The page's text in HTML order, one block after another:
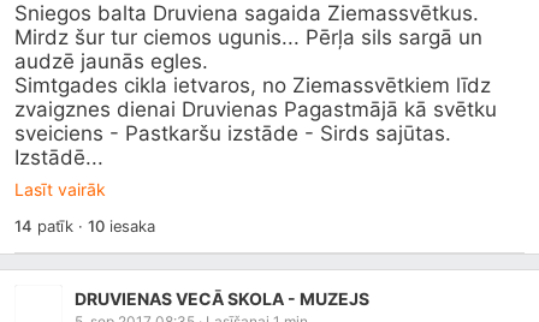
Sniegos balta Druviena sagaida Ziemassvētkus.
Mirdz šur tur ciemos ugunis... Pērļa sils sargā un
audzē jaunās egles.
Simtgades cikla ietvaros, no Ziemassvētkiem līdz
zvaigznes dienai Druvienas Pagastmājā kā svētku
sveiciens - Pastkaršu izstāde - Sirds sajūtas.
Izstādē...
Lasīt vairāk
14 patīk · 10iesaka
DRUVIENAS VECĀ SKOLA - MUZEJS